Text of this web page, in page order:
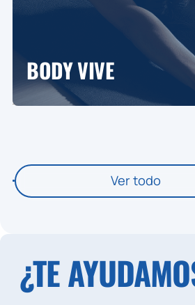
BODY VIVE
Ver todo
¿TE